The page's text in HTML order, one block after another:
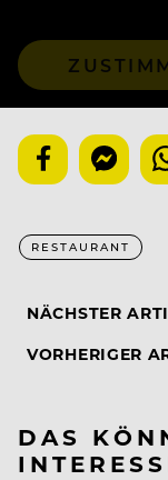
RESTAURANT
NÄCHSTER
VORHERIGER
DAS